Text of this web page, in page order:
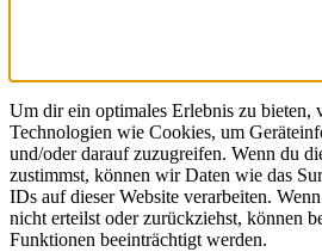
Um dir ein optimales Erlebnis zu bieten,
Technologien wie Cookies, um
und/oder darauf zuzugreifen. Wenn du
zustimmst, können wir Daten wie das
IDs auf dieser Website verarbeiten.
nicht erteilst oder zurückziehst, können
Funktionen beeinträchtigt werden.